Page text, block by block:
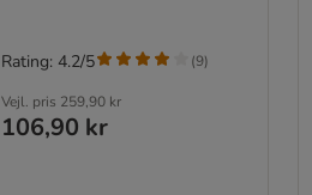
Vejl. pris 259,90 kr
106,90 kr
Rating: 4.2/5 (9)